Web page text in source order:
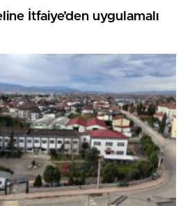
İtfaiye’den uygulamalı